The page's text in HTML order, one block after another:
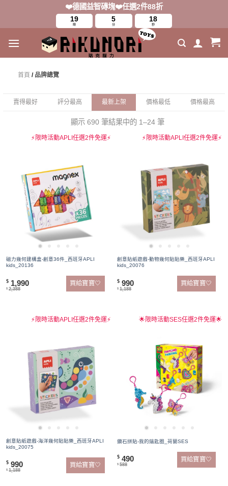
❤️德國益智磚塊❤️任選2件88折
19
時
5
分
17
秒
首頁 / 品牌總覽
賣得最好 評分最高 最新上架 價格最低 價格最高
顯示 690 筆結果中的 1–24 筆
⚡限時活動APLI任選2件免運⚡
磁力幾何建構盒-創意36件_西班牙APLI
kids_20136
$ 1,990
$ 2,388
買給寶寶🤍
⚡限時活動APLI任選2件免運⚡
創意貼紙遊戲-動物幾何貼貼樂_西班牙APLI
kids_20076
$ 990
$ 1,188
買給寶寶🤍
⚡限時活動APLI任選2件免運⚡
創意貼紙遊戲-海洋幾何貼貼樂_西班牙APLI
kids_20075
$ 990
$ 1,188
買給寶寶🤍
🌟限時活動SES任選2件免運🌟
鑽石拼貼-我的鑰匙圈_荷蘭SES
$ 490
$ 588
買給寶寶🤍